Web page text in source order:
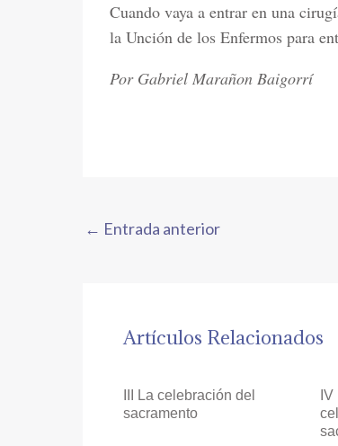
Cuando vaya a entrar en una
la Unción de los Enfermos para
Por Gabriel Marañon Baigorrí
← Entrada anterior
Artículos Relacionados
III La celebración del
sacramento